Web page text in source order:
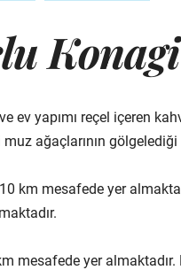
ev yapımı reçel içeren
muz ağaçlarının
km mesafede yer
mesafede yer almaktadır.